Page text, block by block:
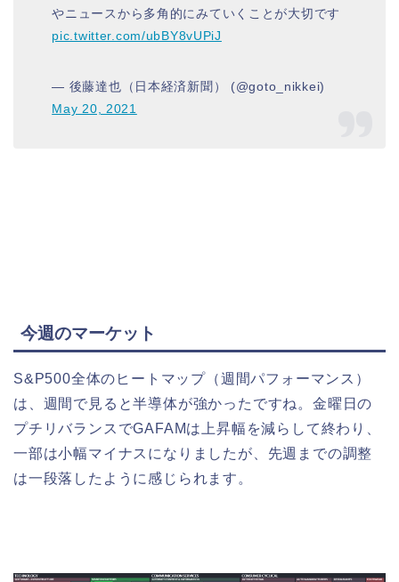
やニュースから多角的にみていくことが大切です
pic.twitter.com/ubBY8vUPiJ
— 後藤達也（日本経済新聞） (@goto_nikkei)
May 20, 2021
今週のマーケット
S&P500全体のヒートマップ（週間パフォーマンス）
は、週間で見ると半導体が強かったですね。金曜日の
プチリバランスでGAFAMは上昇幅を減らして終わり、
一部は小幅マイナスになりましたが、先週までの調整
は一段落したように感じられます。